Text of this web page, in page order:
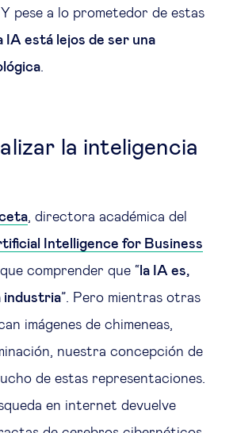
pese a lo prometedor de estas
IA está lejos de ser una
.
la inteligencia
, directora académica del
Intelligence for Business
comprender que “ la IA es,
industria”. Pero mientras otras
imágenes de chimeneas,
nuestra concepción de
de estas representaciones.
en internet devuelve